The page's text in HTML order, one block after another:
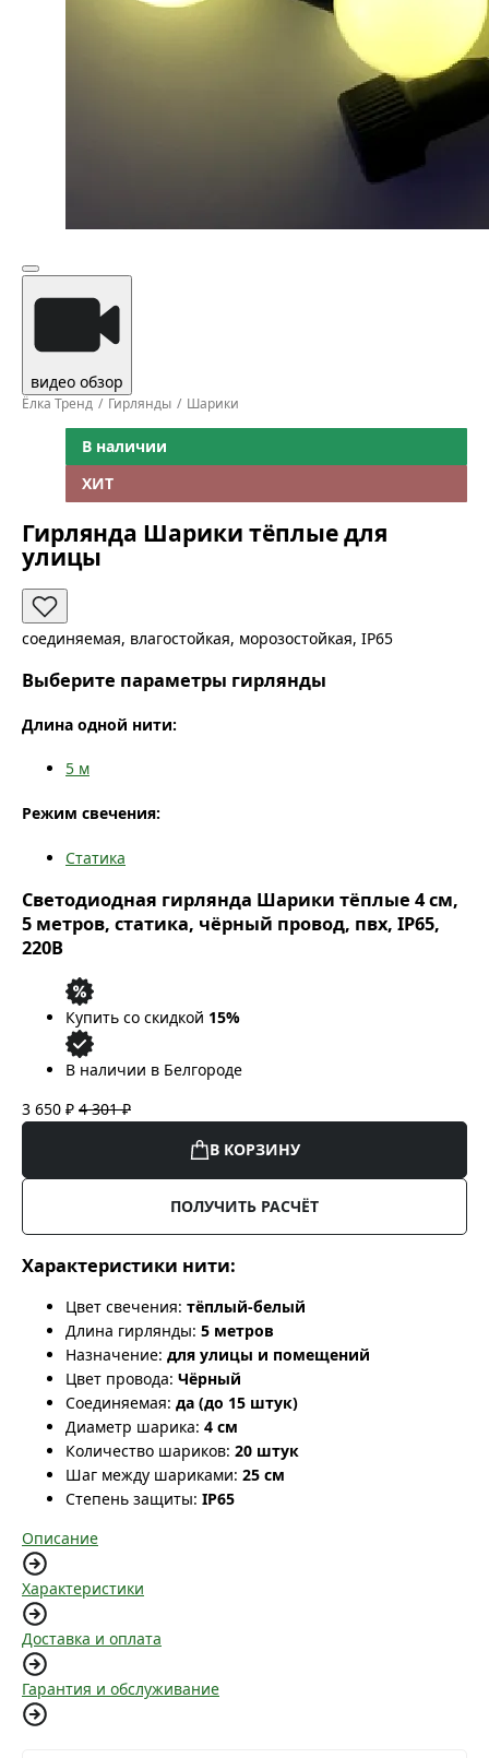
видео обзор
Ёлка Тренд Гирлянды Шарики
В наличии
ХИТ
Гирлянда Шарики тёплые для
улицы
соединяемая, влагостойкая, морозостойкая, IP65
Выберите параметры гирлянды
Длина одной нити:
5 м
Режим свечения:
Статика
Светодиодная гирлянда Шарики тёплые 4 см,
5 метров, статика, чёрный провод, пвх, IP65,
220В
Купить со скидкой 15%
В наличии в Белгороде
3 650 ₽ 4 301 ₽
В КОРЗИНУ
ПОЛУЧИТЬ РАСЧЁТ
Характеристики нити:
Цвет свечения: тёплый-белый
Длина гирлянды: 5 метров
Назначение: для улицы и помещений
Цвет провода: Чёрный
Соединяемая: да (до 15 штук)
Диаметр шарика: 4 см
Количество шариков: 20 штук
Шаг между шариками: 25 см
Степень защиты: IP65
Описание
Характеристики
Доставка и оплата
Гарантия и обслуживание